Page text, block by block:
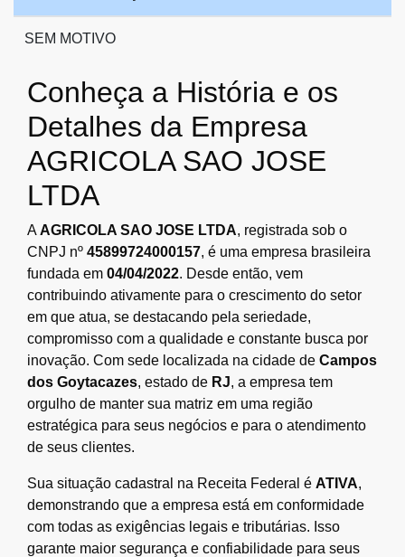
SEM MOTIVO
Conheça a História e os
Detalhes da Empresa
AGRICOLA SAO JOSE
LTDA
AAGRICOLA SAO JOSE LTDA, registrada sob o
CNPJ nº 45899724000157, é uma empresa brasileira
fundada em 04/04/2022. Desde então, vem
contribuindo ativamente para o crescimento do setor
em que atua, se destacando pela seriedade,
compromisso com a qualidade e constante busca por
inovação. Com sede localizada na cidade de Campos
dos Goytacazes, estado de RJ, a empresa tem
orgulho de manter sua matriz em uma região
estratégica para seus negócios e para o atendimento
de seus clientes.
Sua situação cadastral na Receita Federal é ATIVA,
demonstrando que a empresa está em conformidade
com todas as exigências legais e tributárias. Isso
garante maior segurança e confiabilidade para seus